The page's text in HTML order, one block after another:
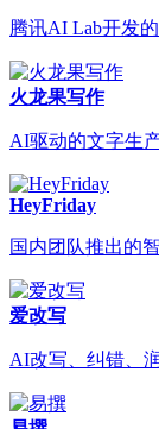
腾讯AI Lab开发
火龙果写作
AI驱动的文字生
HeyFriday
国内团队推出的
爱改写
AI改写、纠错、